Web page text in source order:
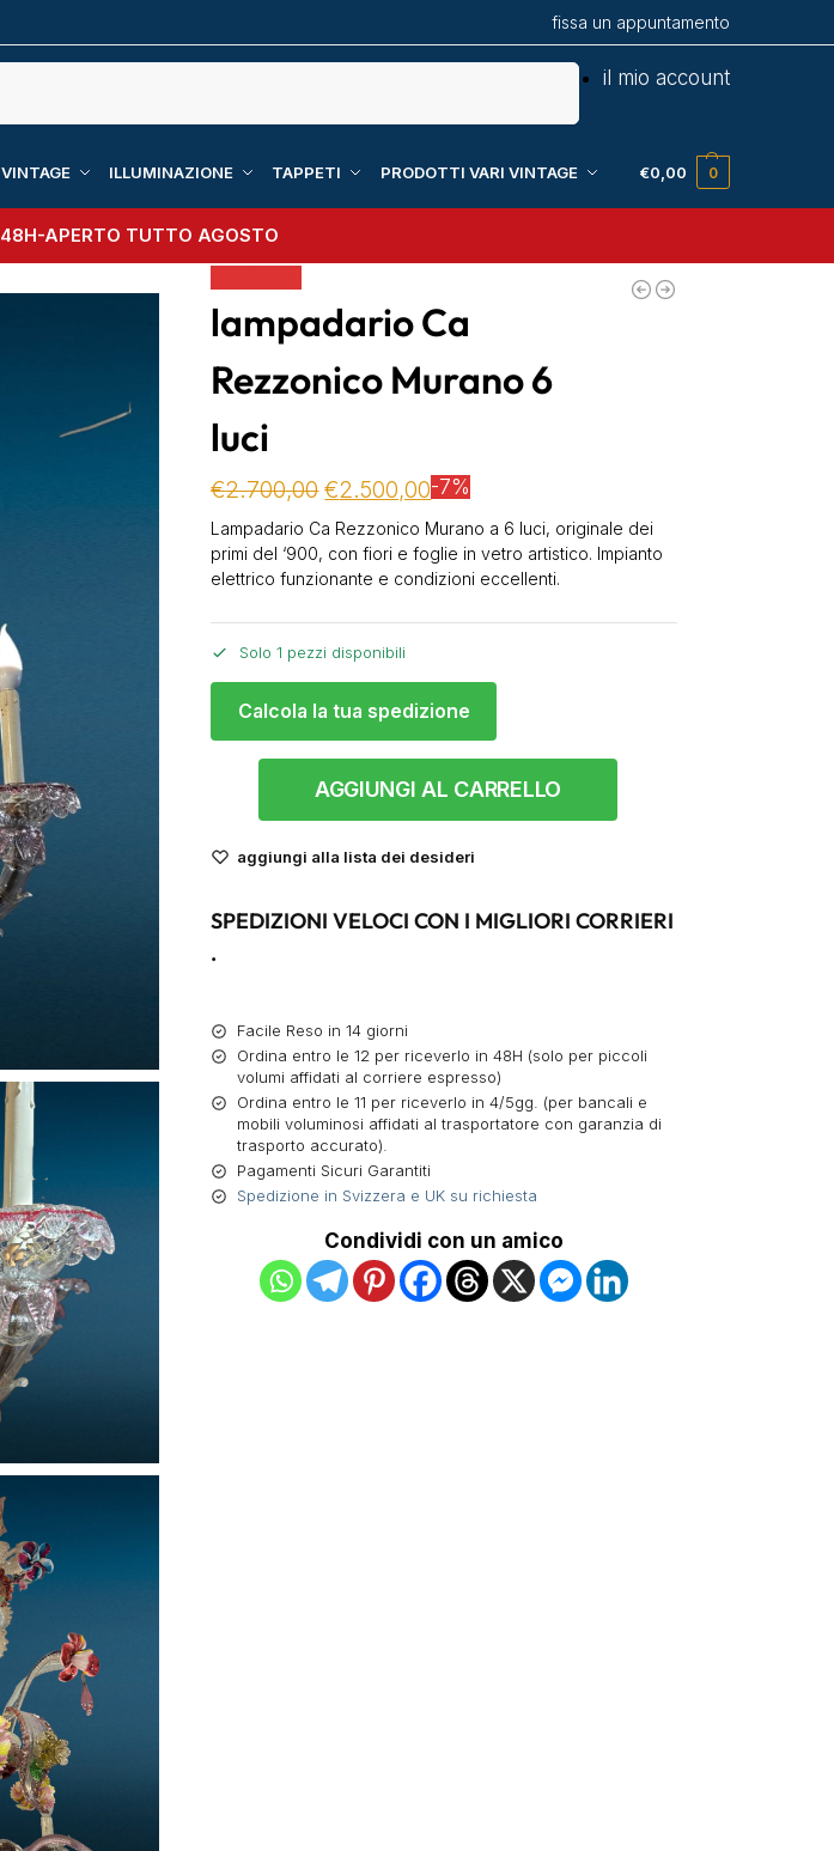
fissa un appuntamento
il mio account
ILLUMINAZIONE TAPPETI PRODOTTI VARI VINTAGE €0,00 0
APERTO TUTTO AGOSTO
lampadario Ca
Rezzonico Murano 6
luci
€2.700,00 €2.500,00-7%
Lampadario Ca Rezzonico Murano a 6 luci, originale dei
primi del ‘900, con fiori e foglie in vetro artistico. Impianto
elettrico funzionante e condizioni eccellenti.
Solo 1 pezzi disponibili
Calcola la tua spedizione
AGGIUNGI AL CARRELLO
aggiungi alla lista dei desideri
SPEDIZIONI VELOCI CON I MIGLIORI CORRIERI
.
Facile Reso in 14 giorni
Ordina entro le 12 per riceverlo in 48H (solo per piccoli
volumi affidati al corriere espresso)
Ordina entro le 11 per riceverlo in 4/5gg. (per bancali e
mobili voluminosi affidati al trasportatore con garanzia di
trasporto accurato).
Pagamenti Sicuri Garantiti
Spedizione in Svizzera e UK su richiesta
Condividi con un amico